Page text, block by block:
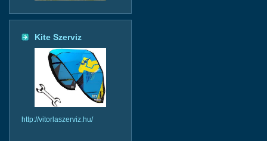
Kite Szerviz
http://vitorlaszerviz.hu/